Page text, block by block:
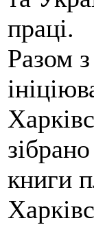
праці.
Разом
книги